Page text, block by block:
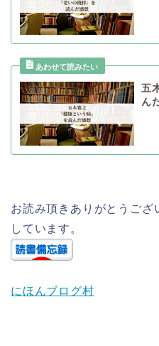
五
ん
お読み頂きありがとうござ
しています。
にほんブログ村